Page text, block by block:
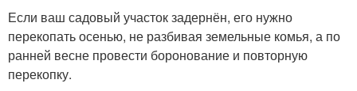
Если ваш садовый участок задернён, его нужно
перекопать осенью, не разбивая земельные комья, а по
ранней весне провести боронование и повторную
перекопку.